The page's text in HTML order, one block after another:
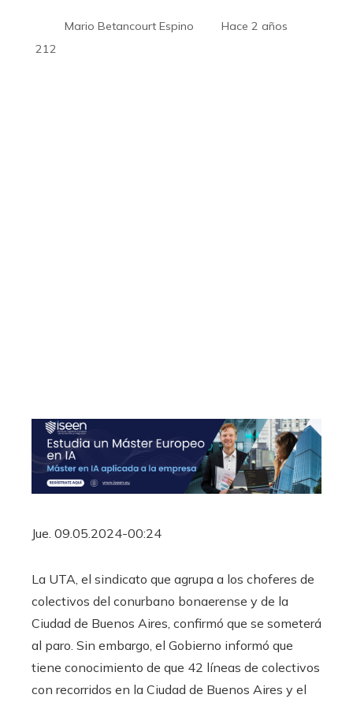
Mario Betancourt Espino
Hace 2 años
212
Jue. 09.05.2024-00:24
La UTA, el sindicato que agrupa a los choferes de
colectivos del conurbano bonaerense y de la
Ciudad de Buenos Aires, confirmó que se someterá
al paro. Sin embargo, el Gobierno informó que
tiene conocimiento de que 42 líneas de colectivos
con recorridos en la Ciudad de Buenos Aires y el